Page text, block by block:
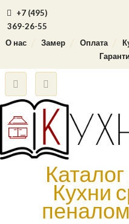
+7 (495)
369-26-55
О нас
Замер Оплата
Кухни